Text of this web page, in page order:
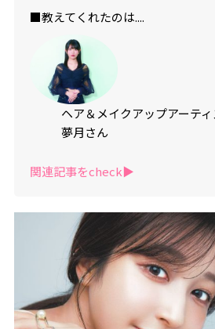
■教えてくれたのは....
ヘア＆メイクアップアーティ
夢月さん
関連記事をcheck▶︎